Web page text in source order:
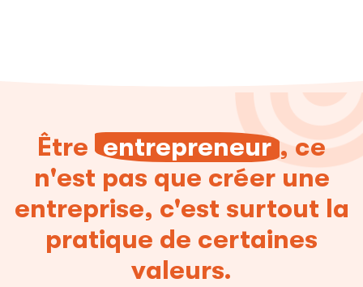
Être entrepreneur , ce
n'est pas que créer une
entreprise, c'est surtout la
pratique de certaines
valeurs.